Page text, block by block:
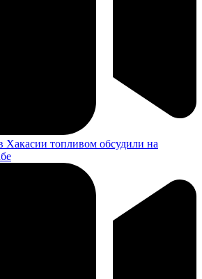
Хакасии топливом обсудили на